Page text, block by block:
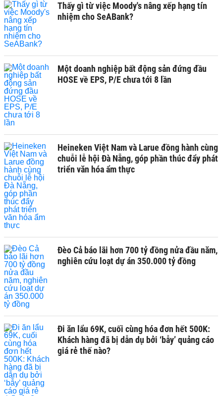
Thấy gì từ việc Moody's nâng xếp hạng tín
nhiệm cho SeABank?
Một doanh nghiệp bất động sản đứng đầu
HOSE về EPS, P/E chưa tới 8 lần
Heineken Việt Nam và Larue đồng hành cùng
chuỗi lễ hội Đà Nẵng, góp phần thúc đẩy phát
triển văn hóa ẩm thực
Đèo Cả báo lãi hơn 700 tỷ đồng nửa đầu năm,
nghiên cứu loạt dự án 350.000 tỷ đồng
Đi ăn lẩu 69K, cuối cùng hóa đơn hết 500K:
Khách hàng đã bị dẫn dụ bởi ‘bẫy’ quảng cáo
giá rẻ thế nào?